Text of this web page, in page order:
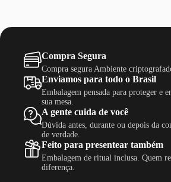
R$ 2,29.
R$ 1,49.
Compra Segura
Compra segura Ambiente
Enviamos para todo o Brasil
Embalagem pensada para proteger e
sua mesa.
A gente cuida de você
Dúvida antes, durante ou depois da
de verdade.
Feito para presentear também
Embalagem de ritual inclusa. Quem
diferença.